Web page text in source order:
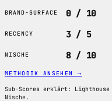
BRAND-SURFACE 0 / 10
RECENCY 3 / 5
NISCHE 8 / 10
METHODIK ANSEHEN →
Sub-Scores erklärt: Lighthouse
Nische.